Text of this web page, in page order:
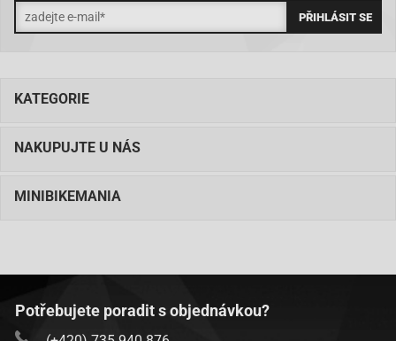
KATEGORIE
NAKUPUJTE U NÁS
MINIBIKEMANIA
Potřebujete poradit s objednávkou?